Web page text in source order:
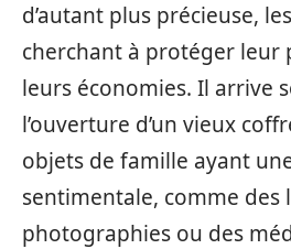
d’autant plus précieuse,
cherchant à protéger leur
leurs économies. Il arrive
l’ouverture d’un vieux
objets de famille ayant
sentimentale, comme des
photographies ou des